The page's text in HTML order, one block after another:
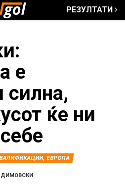
РЕЗУЛТАТИ
е
силна,
ќе ни
ЕВРОПА
ДИМОВСКИ